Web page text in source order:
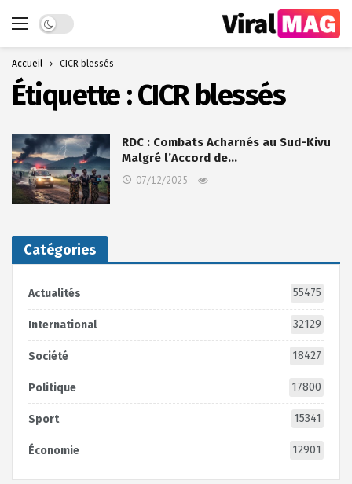
Dark mode
Accueil CICR blessés
Étiquette :CICR blessés
RDC : Combats Acharnés au Sud-Kivu
Malgré l’Accord de…
07/12/2025
Catégories
Actualités 55475
International 32129
Société 18427
Politique 17800
Sport 15341
Économie 12901